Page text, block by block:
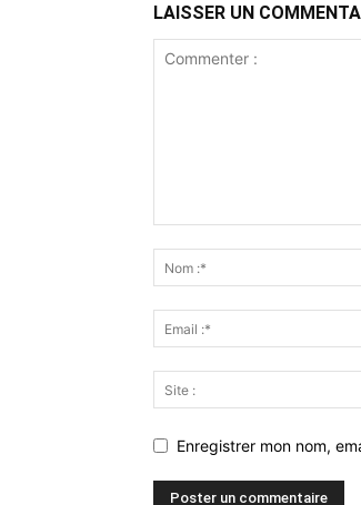
LAISSER UN
Enregistrer mon nom,